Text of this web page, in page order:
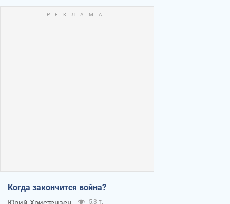
Когда закончится война?
5,3 т.